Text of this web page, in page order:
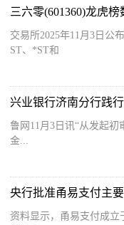
三六零(601360)龙虎
交易所2025年11月3日公
ST、*ST和
兴业银行济南分行践
鲁网11月3日讯“从发起
金...
央行批准甬易支付主
资料显示，甬易支付成立